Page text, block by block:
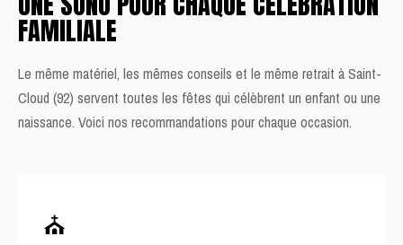
FAMILIALE
Le même matériel, les mêmes conseils et le même retrait à Saint-
Cloud (92) servent toutes les fêtes qui célèbrent un enfant ou une
naissance. Voici nos recommandations pour chaque occasion.
⛪